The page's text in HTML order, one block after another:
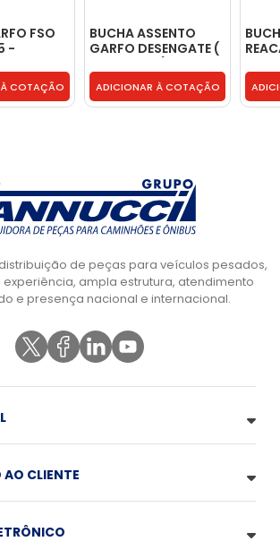
FSO
-
COTAÇÃO
BUCHA ASSENTO
GARFO DESENGATE (
0029920001
ADICIONAR À COTAÇÃO
de peças para veículos pesados,
experiência, ampla estrutura, atendimento
e presença nacional e internacional.
CLIENTE